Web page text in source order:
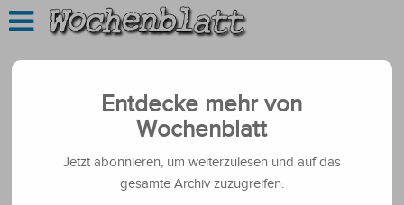
Entdecke mehr von
Wochenblatt
Jetzt abonnieren, um weiterzulesen und auf das
gesamte Archiv zuzugreifen.